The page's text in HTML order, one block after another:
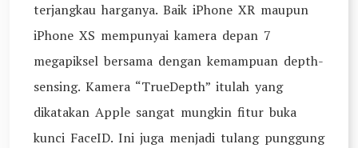
terjangkau harganya. Baik iPhone XR maupun
iPhone XS mempunyai kamera depan 7
megapiksel bersama dengan kemampuan depth-
sensing. Kamera “TrueDepth” itulah yang
dikatakan Apple sangat mungkin fitur buka
kunci FaceID. Ini juga menjadi tulang punggung